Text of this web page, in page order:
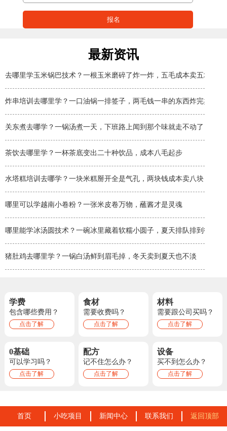
最新资讯
去哪里学玉米锅巴技术？一根玉米磨碎了炸一炸，五毛成本卖五块
炸串培训去哪里学？一口油锅一排签子，两毛钱一串的东西炸完卖两块
关东煮去哪学？一锅汤煮一天，下班路上闻到那个味就走不动了
茶饮去哪里学？一杯茶底变出二十种饮品，成本八毛起步
水塔糕培训去哪学？一块米糕掰开全是气孔，两块钱成本卖八块
哪里可以学越南小卷粉？一张米皮卷万物，蘸酱才是灵魂
哪里能学冰汤圆技术？一碗冰里藏着软糯小圆子，夏天排队排到街角
猪肚鸡去哪里学？一锅白汤鲜到眉毛掉，冬天卖到夏天也不淡
学费
包含哪些费用？
点击了解
食材
需要收费吗？
点击了解
材料
需要跟公司买吗？
点击了解
0基础
可以学习吗？
点击了解
配方
记不住怎么办？
点击了解
设备
买不到怎么办？
点击了解
首页 小吃项目 新闻中心 联系我们 返回顶部